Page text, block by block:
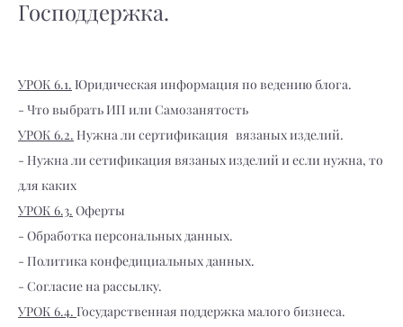
Господдержка.
УРОК 6.1. Юридическая информация по ведению блога.
- Что выбрать ИП или Самозанятость
УРОК 6.2. Нужна ли сертификация вязаных изделий.
- Нужна ли сетификация вязаных изделий и если нужна, то
для каких
УРОК 6.3. Оферты
- Обработка персональных данных.
- Политика конфедициальных данных.
- Согласие на рассылку.
УРОК 6.4. Государственная поддержка малого бизнеса.